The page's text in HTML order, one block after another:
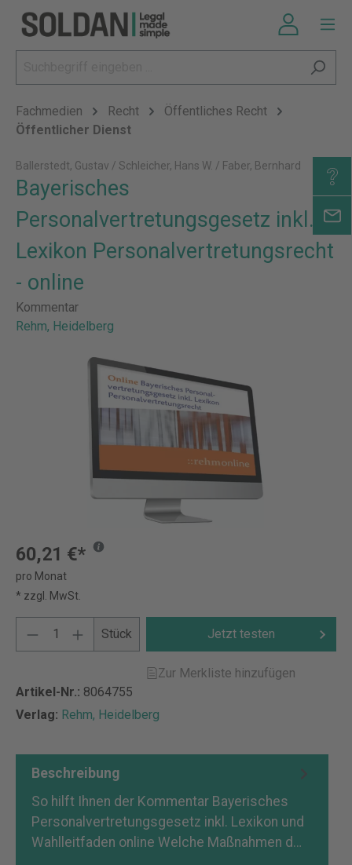
Fachmedien Recht
Öffentliches Recht
Öffentlicher Dienst
Ballerstedt, Gustav / Schleicher, Hans W. / Faber, Bernhard
Bayerisches
Personalvertretungsgesetz inkl.
Lexikon Personalvertretungsrecht
- online
Kommentar
Rehm, Heidelberg
60,21 €*
pro Monat
* zzgl. MwSt.
Stück Jetzt testen
Zur Merkliste hinzufügen
Artikel-Nr.: 8064755
Verlag: Rehm, Heidelberg
Beschreibung
So hilft Ihnen der Kommentar Bayerisches
Personalvertretungsgesetz inkl. Lexikon und
Wahlleitfaden online Welche Maßnahmen d…